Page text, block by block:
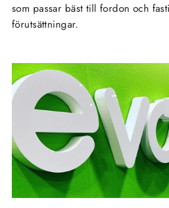
som passar bäst till fordon och
förutsättningar.